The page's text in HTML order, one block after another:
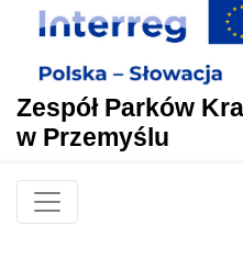
Zespół Parków
w Przemyślu